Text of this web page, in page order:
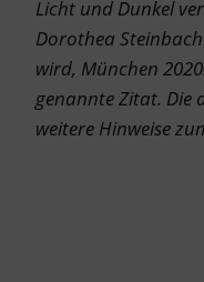
Licht und Dunkel
Dorothea
wird, München
genannte Zitat. Die
weitere Hinweise